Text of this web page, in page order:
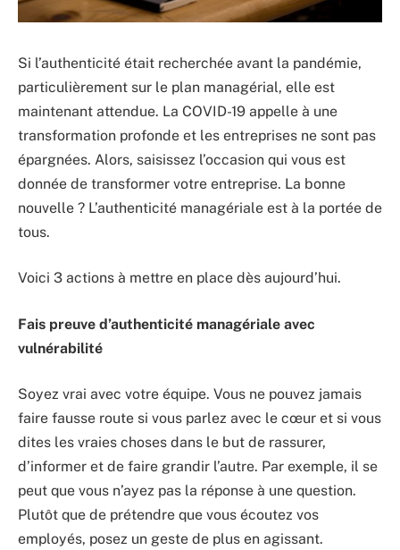
Si l’authenticité était recherchée avant la pandémie,
particulièrement sur le plan managérial, elle est
maintenant attendue. La COVID-19 appelle à une
transformation profonde et les entreprises ne sont pas
épargnées. Alors, saisissez l’occasion qui vous est
donnée de transformer votre entreprise. La bonne
nouvelle ? L’authenticité managériale est à la portée de
tous.
Voici 3 actions à mettre en place dès aujourd’hui.
Fais preuve d’authenticité managériale avec
vulnérabilité
Soyez vrai avec votre équipe. Vous ne pouvez jamais
faire fausse route si vous parlez avec le cœur et si vous
dites les vraies choses dans le but de rassurer,
d’informer et de faire grandir l’autre. Par exemple, il se
peut que vous n’ayez pas la réponse à une question.
Plutôt que de prétendre que vous écoutez vos
employés, posez un geste de plus en agissant.